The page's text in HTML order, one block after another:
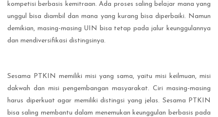
kompetisi berbasis kemitraan. Ada proses saling belajar mana yang
unggul bisa diambil dan mana yang kurang bisa diperbaiki. Namun
demikian, masing-masing UIN bisa tetap pada jalur keunggulannya
dan mendiversifikasi distingsinya.
Sesama PTKIN memiliki misi yang sama, yaitu misi keilmuan, misi
dakwah dan misi pengembangan masyarakat. Ciri masing-masing
harus diperkuat agar memiliki distingsi yang jelas. Sesama PTKIN
bisa saling membantu dalam menemukan keunggulan berbasis pada